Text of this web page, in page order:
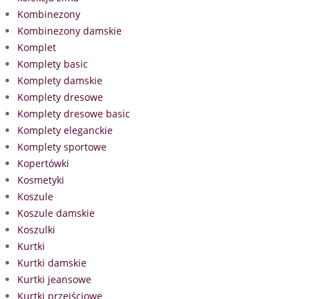
Kombinezony
Kombinezony damskie
Komplet
Komplety basic
Komplety damskie
Komplety dresowe
Komplety dresowe basic
Komplety eleganckie
Komplety sportowe
Kopertówki
Kosmetyki
Koszule
Koszule damskie
Koszulki
Kurtki
Kurtki damskie
Kurtki jeansowe
Kurtki przejściowe